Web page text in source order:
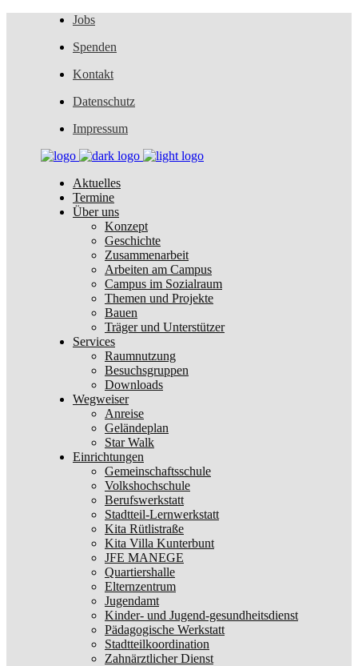
Jobs
Spenden
Kontakt
Datenschutz
Impressum
Aktuelles
Termine
Über uns
Konzept
Geschichte
Zusammenarbeit
Arbeiten am Campus
Campus im Sozialraum
Themen und Projekte
Bauen
Träger und Unterstützer
Services
Raumnutzung
Besuchsgruppen
Downloads
Wegweiser
Anreise
Geländeplan
Star Walk
Einrichtungen
Gemeinschaftsschule
Volkshochschule
Berufswerkstatt
Stadtteil-Lernwerkstatt
Kita Rütlistraße
Kita Villa Kunterbunt
JFE MANEGE
Quartiershalle
Elternzentrum
Jugendamt
Kinder- und Jugend-gesundheitsdienst
Pädagogische Werkstatt
Stadtteilkoordination
Zahnärztlicher Dienst